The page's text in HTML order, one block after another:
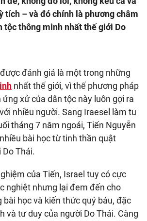
tích – và đó chính là phương châm
tộc thông minh nhất thế giới Do
đánh giá là một trong những
nhất thế giới, vì thế phương pháp
ứng xử của dân tộc này luôn gợi ra
nhiều người. Sang Iraesel làm tu
tháng 7 năm ngoái, Tiến Nguyễn
bài học từ tinh thần quật
Thái.
của Tiến, Israel tuy có cực
nghiệt nhưng lại đem đến cho
bài học và kiến thức quý báu, đặc
và tư duy của người Do Thái. Càng